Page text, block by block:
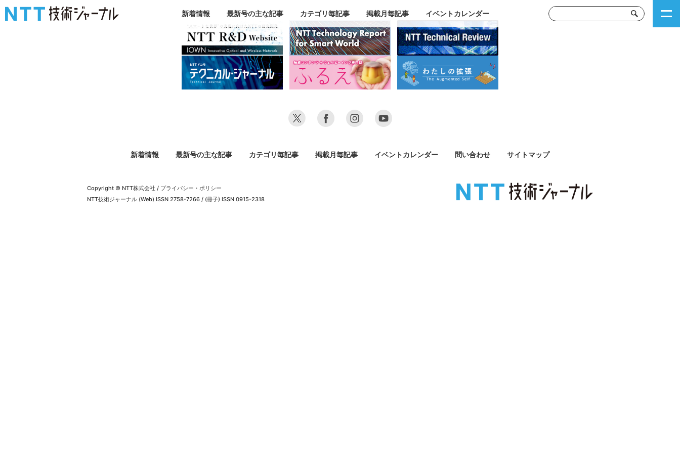
新着情報 最新号の主な記事 カテゴリ毎記事 掲載月毎記事 イベントカレンダー
新着情報 最新号の主な記事 カテゴリ毎記事 掲載月毎記事 イベントカレンダー 問い合わせ サイトマップ
Copyright © NTT株式会社 / プライバシー・ポリシー
NTT技術ジャーナル (Web) ISSN 2758-7266 / (冊子) ISSN 0915-2318